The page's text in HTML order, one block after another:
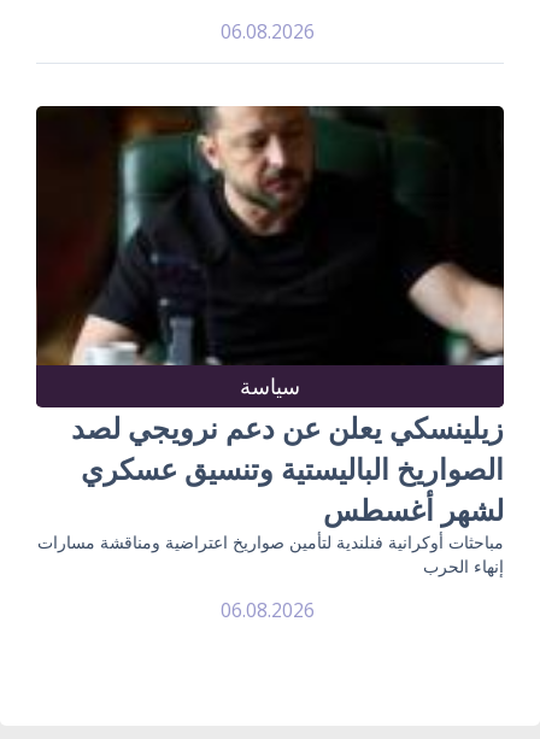
06.08.2026
سياسة
زيلينسكي يعلن عن دعم نرويجي لصد
الصواريخ الباليستية وتنسيق عسكري
لشهر أغسطس
مباحثات أوكرانية فنلندية لتأمين صواريخ اعتراضية ومناقشة مسارات
إنهاء الحرب
06.08.2026